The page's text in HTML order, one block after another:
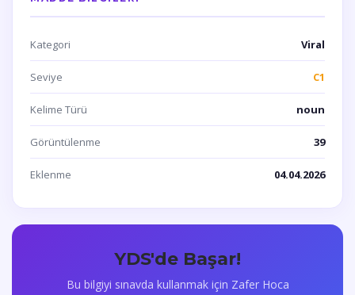
Kategori Viral
Seviye C1
Kelime Türü noun
Görüntülenme 39
Eklenme 04.04.2026
YDS'de Başar!
Bu bilgiyi sınavda kullanmak için Zafer Hoca